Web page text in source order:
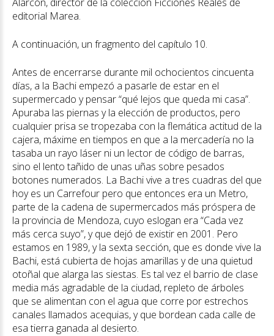
editorial Marea.
A continuación, un fragmento del capítulo 10.
Antes de encerrarse durante mil ochocientos cincuenta
días, a la Bachi empezó a pasarle de estar en el
supermercado y pensar “qué lejos que queda mi casa”.
Apuraba las piernas y la elección de productos, pero
cualquier prisa se tropezaba con la flemática actitud de la
cajera, máxime en tiempos en que a la mercadería no la
tasaba un rayo láser ni un lector de código de barras,
sino el lento tañido de unas uñas sobre pesados
botones numerados. La Bachi vive a tres cuadras del que
hoy es un Carrefour pero que entonces era un Metro,
parte de la cadena de supermercados más próspera de
la provincia de Mendoza, cuyo eslogan era “Cada vez
más cerca suyo”, y que dejó de existir en 2001. Pero
estamos en 1989, y la sexta sección, que es donde vive la
Bachi, está cubierta de hojas amarillas y de una quietud
otoñal que alarga las siestas. Es tal vez el barrio de clase
media más agradable de la ciudad, repleto de árboles
que se alimentan con el agua que corre por estrechos
canales llamados acequias, y que bordean cada calle de
esa tierra ganada al desierto.